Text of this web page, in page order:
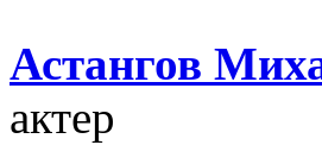
Астангов
актер